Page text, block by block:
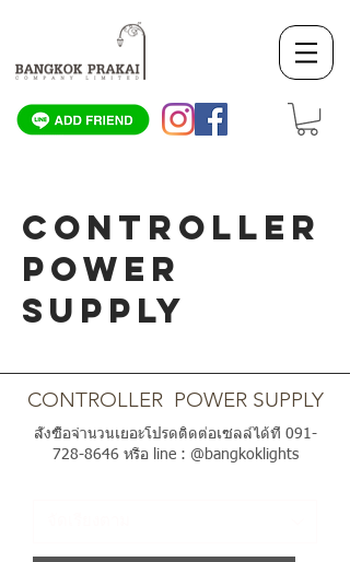
CONTROLLER
POWER
SUPPLY
CONTROLLER POWER SUPPLY
สั่งซื้อจำนวนเยอะโปรดติดต่อเซลล์ได้ที่ 091-
728-8646หรือ line : @bangkoklights